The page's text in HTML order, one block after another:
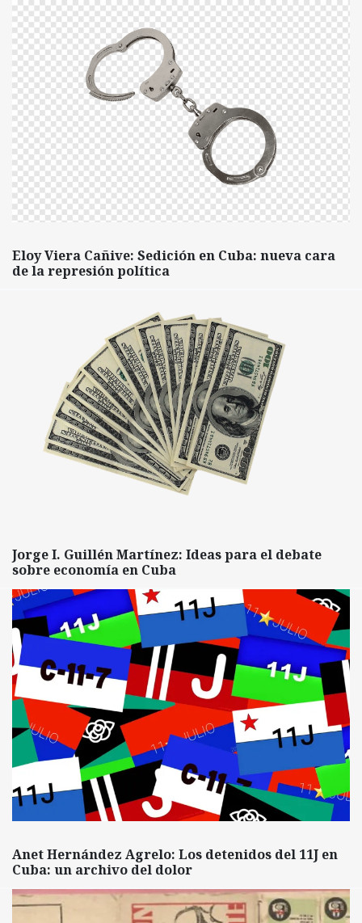
Eloy Viera Cañive: Sedición en Cuba: nueva cara
de la represión política
Jorge I. Guillén Martínez: Ideas para el debate
sobre economía en Cuba
Anet Hernández Agrelo: Los detenidos del 11J en
Cuba: un archivo del dolor